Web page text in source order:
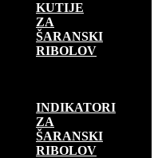
KUTIJE
ZA
ŠARANSKI
RIBOLOV
INDIKATORI
ZA
ŠARANSKI
RIBOLOV